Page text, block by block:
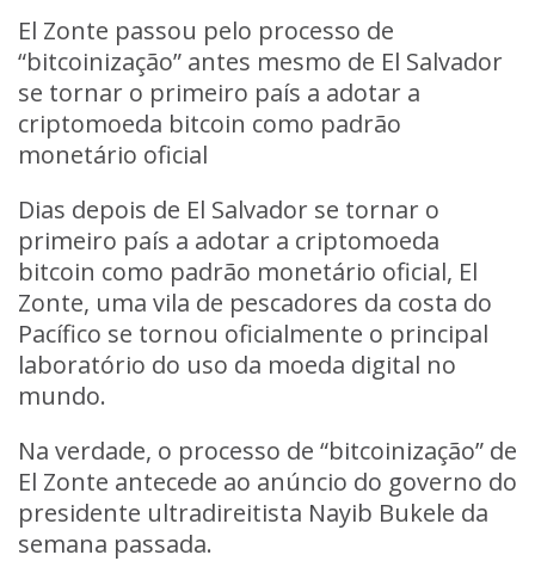
El Zonte passou pelo processo de
“bitcoinização” antes mesmo de El Salvador
se tornar o primeiro país a adotar a
criptomoeda bitcoin como padrão
monetário oficial
Dias depois de El Salvador se tornar o
primeiro país a adotar a criptomoeda
bitcoin como padrão monetário oficial, El
Zonte, uma vila de pescadores da costa do
Pacífico se tornou oficialmente o principal
laboratório do uso da moeda digital no
mundo.
Na verdade, o processo de “bitcoinização” de
El Zonte antecede ao anúncio do governo do
presidente ultradireitista Nayib Bukele da
semana passada.